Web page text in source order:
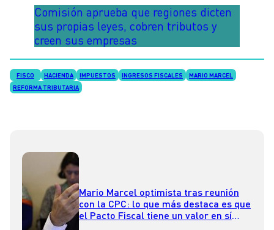
Comisión aprueba que regiones dicten
sus propias leyes, cobren tributos y
creen sus empresas
FISCO HACIENDA IMPUESTOS INGRESOS FISCALES
MARIO MARCEL
REFORMA TRIBUTARIA
Mario Marcel optimista tras reunión
con la CPC: lo que más destaca es que
el Pacto Fiscal tiene un valor en sí